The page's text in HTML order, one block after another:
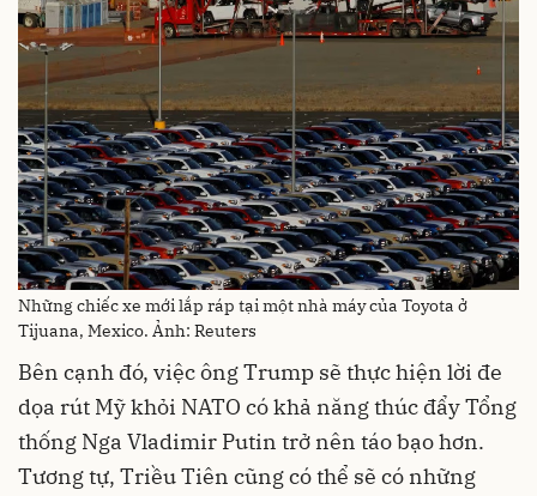
Những chiếc xe mới lắp ráp tại một nhà máy của Toyota ở
Tijuana, Mexico. Ảnh: Reuters
Bên cạnh đó, việc ông Trump sẽ thực hiện lời đe
dọa rút Mỹ khỏi NATO có khả năng thúc đẩy Tổng
thống Nga Vladimir Putin trở nên táo bạo hơn.
Tương tự, Triều Tiên cũng có thể sẽ có những